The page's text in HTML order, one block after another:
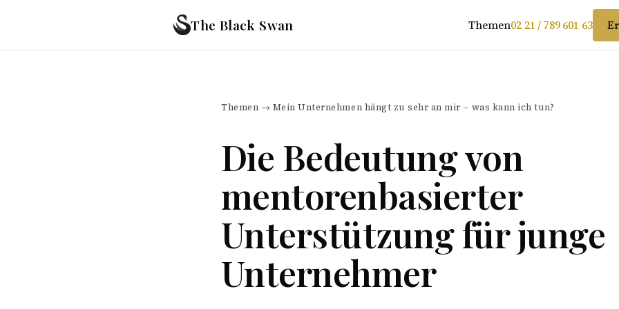
The Black Swan Themen02 21 / 789 601 63
Themen → Mein Unternehmen hängt zu sehr an mir – was kann ich tun?
Die Bedeutung von
mentorenbasierter
Unterstützung für junge
Unternehmer